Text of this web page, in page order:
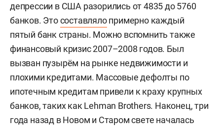
депрессии в США разорились от 4835 до 5760
банков. Этосоставлялопримерно каждый
пятый банк страны. Можно вспомнить также
финансовый кризис 2007–2008 годов. Был
вызван пузырём на рынке недвижимости и
плохими кредитами. Массовые дефолты по
ипотечным кредитам привели к краху крупных
банков, таких как Lehman Brothers. Наконец, три
года назад в Новом и Старом свете началась